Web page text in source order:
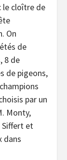
le cloître de
On
de
8 de
de pigeons,
par un
Monty,
Siffert et
dans